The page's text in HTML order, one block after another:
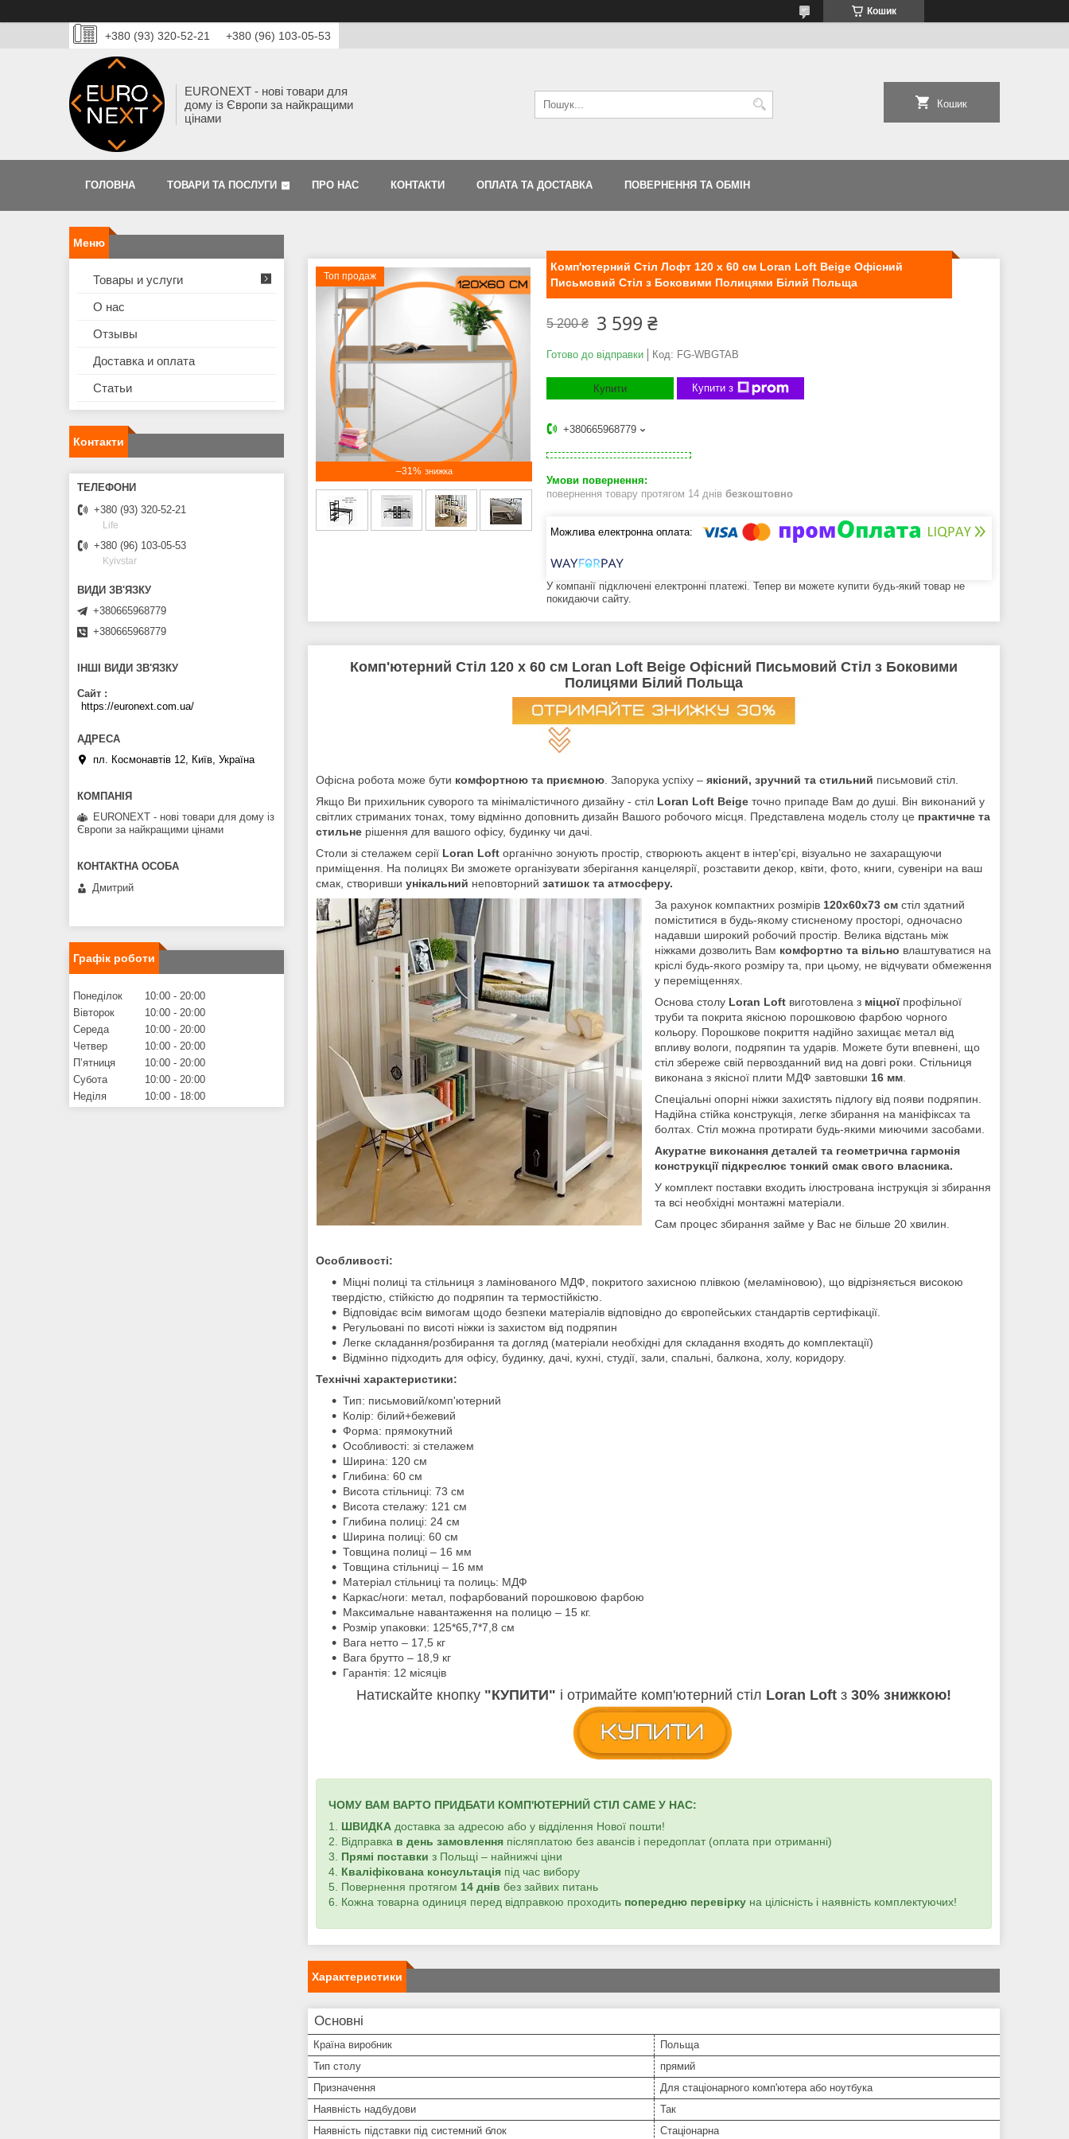
Кошик
+380 (93) 320-52-21 +380 (96) 103-05-53
EURONEXT - нові товари для
дому із Європи за найкращими
цінами
Кошик
ГОЛОВНА ТОВАРИ ТА ПОСЛУГИ ПРО НАС КОНТАКТИ ОПЛАТА ТА ДОСТАВКА ПОВЕРНЕННЯ ТА ОБМІН
–31%
Топ продаж
Комп'ютерний Стіл Лофт 120 x 60 см Loran Loft Beige Офісний
Письмовий Стіл з Боковими Полицями Білий Польща
5 200 ₴ 3 599 ₴
Готово до відправки Код: FG-WBGTAB
Купити Купити з
+380665968779
повернення товару протягом 14 днів безкоштовно
У компанії підключені електронні платежі. Тепер ви можете купити будь-який товар не
покидаючи сайту.
Комп'ютерний Стіл 120 x 60 см Loran Loft Beige Офісний Письмовий Стіл з Боковими
Полицями Білий Польща
Офісна робота може бути комфортною та приємною . Запорука успіху – якісний, зручний та стильний письмовий стіл.
Якщо Ви прихильник суворого та мінімалістичного дизайну - стіл Loran Loft Beige точно припаде Вам до душі. Він виконаний у
світлих стриманих тонах, тому відмінно доповнить дизайн Вашого робочого місця. Представлена модель столу це практичне та
стильне рішення для вашого офісу, будинку чи дачі.
Столи зі стелажем серії Loran Loft органічно зонують простір, створюють акцент в інтер'єрі, візуально не захаращуючи
приміщення. На полицях Ви зможете організувати зберігання канцелярії, розставити декор, квіти, фото, книги, сувеніри на ваш
смак, створивши унікальний неповторний затишок та атмосферу.
За рахунок компактних розмірів 120х60х73 см стіл здатний
поміститися в будь-якому стисненому просторі, одночасно
надавши широкий робочий простір. Велика відстань між
ніжками дозволить Вам комфортно та вільно влаштуватися на
кріслі будь-якого розміру та, при цьому, не відчувати обмеження
у переміщеннях.
Основа столу Loran Loft виготовлена з міцноїпрофільної
труби та покрита якісною порошковою фарбою чорного
кольору. Порошкове покриття надійно захищає метал від
впливу вологи, подряпин та ударів. Можете бути впевнені, що
стіл збереже свій первозданний вид на довгі роки. Стільниця
виконана з якісної плити МДФ завтовшки 16 мм
Спеціальні опорні ніжки захистять підлогу від появи подряпин.
Надійна стійка конструкція, легке збирання на маніфіксах та
болтах. Стіл можна протирати будь-якими миючими засобами.
Акуратне виконання деталей та геометрична гармонія
конструкції підкреслює тонкий смак свого власника.
У комплект поставки входить ілюстрована інструкція зі збирання
та всі необхідні монтажні матеріали.
Сам процес збирання займе у Вас не більше 20 хвилин.
Особливості:
Міцні полиці та стільниця з ламінованого МДФ, покритого захисною плівкою (меламіновою), що відрізняється високою
твердістю, стійкістю до подряпин та термостійкістю.
Відповідає всім вимогам щодо безпеки матеріалів відповідно до європейських стандартів сертифікації.
Регульовані по висоті ніжки із захистом від подряпин
Легке складання/розбирання та догляд (матеріали необхідні для складання входять до комплектації)
Відмінно підходить для офісу, будинку, дачі, кухні, студії, зали, спальні, балкона, холу, коридору.
Технічні характеристики:
Тип: письмовий/комп'ютерний
Колір: білий+бежевий
Форма: прямокутний
Особливості: зі стелажем
Ширина: 120 см
Глибина: 60 см
Висота стільниці: 73 см
Висота стелажу: 121 см
Глибина полиці: 24 см
Ширина полиці: 60 см
Товщина полиці – 16 мм
Товщина стільниці – 16 мм
Матеріал стільниці та полиць: МДФ
Каркас/ноги: метал, пофарбований порошковою фарбою
Максимальне навантаження на полицю – 15 кг.
Розмір упаковки: 125*65,7*7,8 см
Вага нетто – 17,5 кг
Вага брутто – 18,9 кг
Гарантія: 12 місяців
Натискайте кнопку "КУПИТИ" і отримайте комп'ютерний стіл Loran Loft з 30% знижкою!
ЧОМУ ВАМ ВАРТО ПРИДБАТИ КОМП'ЮТЕРНИЙ СТІЛ САМЕ У НАС:
1. ШВИДКА доставка за адресою або у відділення Нової пошти!
2. Відправка в день замовлення післяплатою без авансів і передоплат (оплата при отриманні)
3. Прямі поставки з Польщі – найнижчі ціни
4. Кваліфікована консультація під час вибору
5. Повернення протягом 14 днів без зайвих питань
6. Кожна товарна одиниця перед відправкою проходить попередню перевірку на цілісність і наявність комплектуючих!
Характеристики
Основні
Країна виробник
Польща
Тип столу
прямий
Призначення
Для стаціонарного комп'ютера або ноутбука
Наявність надбудови
Так
Наявність підставки під системний блок
Стаціонарна
Товары и услуги
О нас
Отзывы
Доставка и оплата
Статьи
Контакти
+380 (93) 320-52-21
Life
+380 (96) 103-05-53
Kyivstar
+380665968779
+380665968779
ІНШІ ВИДИ ЗВ'ЯЗКУ
Сайт
https://euronext.com.ua/
пл. Космонавтів 12, Київ, Україна
EURONEXT - нові товари для дому із
Європи за найкращими цінами
Дмитрий
Графік роботи
Понеділок 10:00
20:00
Вівторок
10:00
20:00
Середа
10:00
20:00
Четвер
10:00
20:00
Пʼятниця
10:00
20:00
Субота
10:00
20:00
Неділя
10:00 18:00